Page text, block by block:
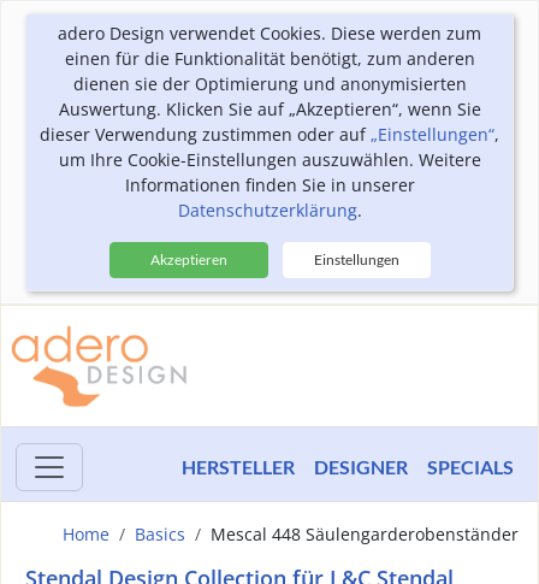
adero Design verwendet Cookies. Diese werden zum
einen für die Funktionalität benötigt, zum anderen
dienen sie der Optimierung und anonymisierten
Auswertung. Klicken Sie auf „Akzeptieren“, wenn Sie
dieser Verwendung zustimmen oder auf„Einstellungen“,
um Ihre Cookie-Einstellungen auszuwählen. Weitere
Informationen finden Sie in unserer
Datenschutzerklärung.
Akzeptieren Einstellungen
HERSTELLER DESIGNER SPECIALS
Home Basics Mescal 448 Säulengarderobenständer
Stendal Design Collection für L&C Stendal